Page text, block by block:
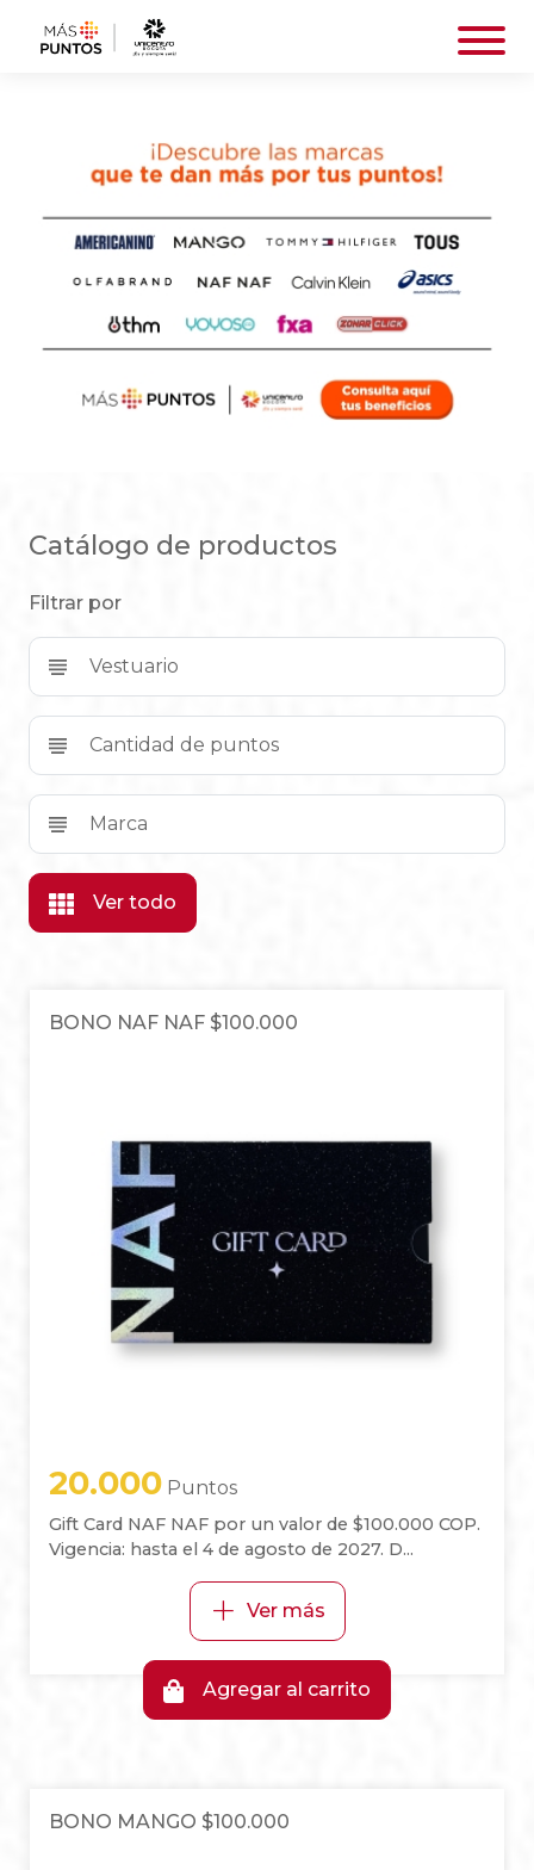
Catálogo de productos
Filtrar por
Vestuario
Cantidad de puntos
Marca
Ver todo
BONO NAF NAF $100.000
20.000 Puntos
Gift Card NAF NAF por un valor de $100.000 COP.
Vigencia: hasta el 4 de agosto de 2027. D...
+ Ver más
Agregar al carrito
BONO MANGO $100.000